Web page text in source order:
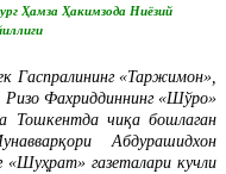
Ҳамза Ҳакимзода Ниёзий
Гаспралининг «Таржимон»,
Фахриддиннинг «Шўро»
Тошкентда чиқа бошлаган
Абдурашидхон
«Шуҳрат» газеталари кучли